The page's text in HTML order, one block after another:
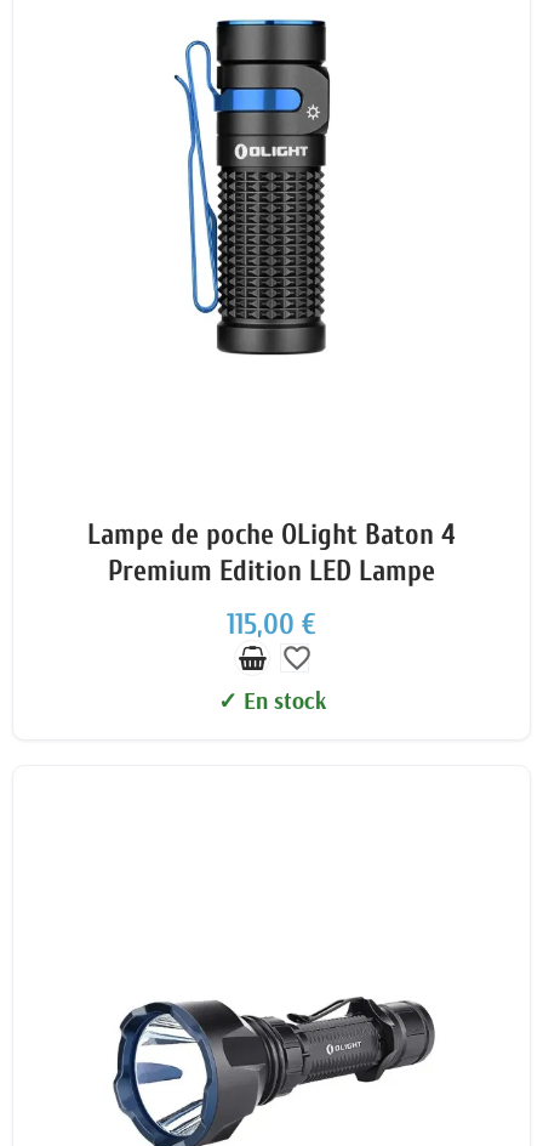
Lampe de poche OLight Baton 4
Premium Edition LED Lampe
115,00 €
favorite_border
✓ En stock